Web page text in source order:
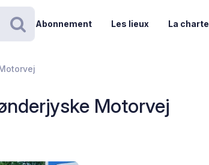
Rechercher
Abonnement Les lieux La charte
Motorvej